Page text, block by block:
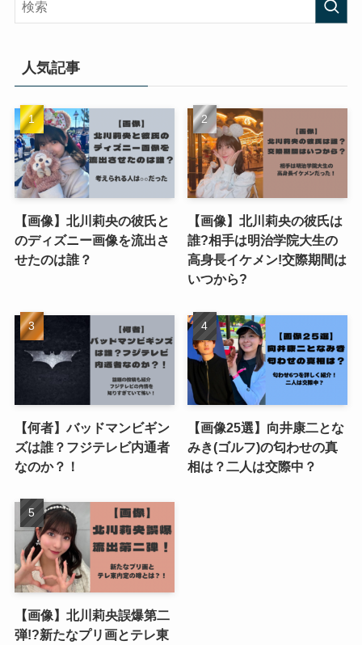
人気記事
【画像】北川莉央の彼氏と
のディズニー画像を流出さ
せたのは誰？
【画像】北川莉央の彼氏は
誰?相手は明治学院大生の
高身長イケメン!交際期間は
いつから?
【何者】バッドマンビギン
ズは誰？フジテレビ内通者
なのか？！
【画像25選】向井康二とな
みき(ゴルフ)の匂わせの真
相は？二人は交際中？
【画像】北川莉央誤爆第二
弾!?新たなプリ画とテレ東